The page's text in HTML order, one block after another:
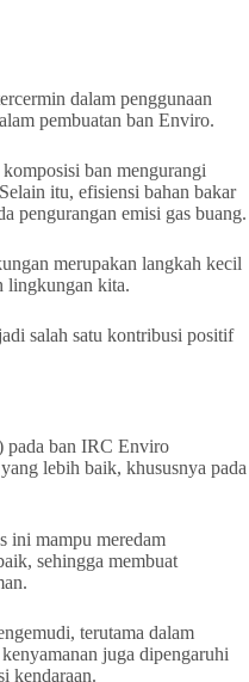
dalam penggunaan
pembuatan ban Enviro.
ban mengurangi
itu, efisiensi bahan bakar
pengurangan emisi gas buang.
merupakan langkah kecil
lingkungan kita.
salah satu kontribusi positif
pada ban IRC Enviro
lebih baik, khususnya pada
ini mampu meredam
sehingga membuat
terutama dalam
juga dipengaruhi
kendaraan.